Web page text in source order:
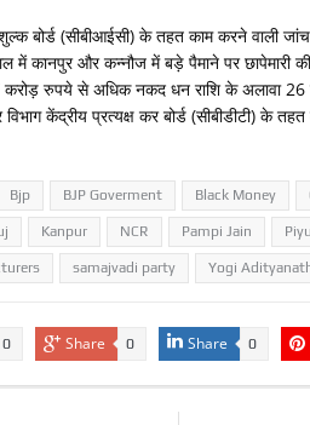
बोर्ड (सीबीआईसी) के तहत काम करने वाली
में कानपुर और कन्नौज में बड़े पैमाने पर छापेमारी
करोड़ रुपये से अधिक नकद धन राशि के अलावा 26
केंद्रीय प्रत्यक्ष कर बोर्ड (सीबीडीटी) के तहत
Bjp BJP Goverment Black Money
Kanpur NCR Pampi Jain
samajvadi party Yogi
0 Share 0 Share 0